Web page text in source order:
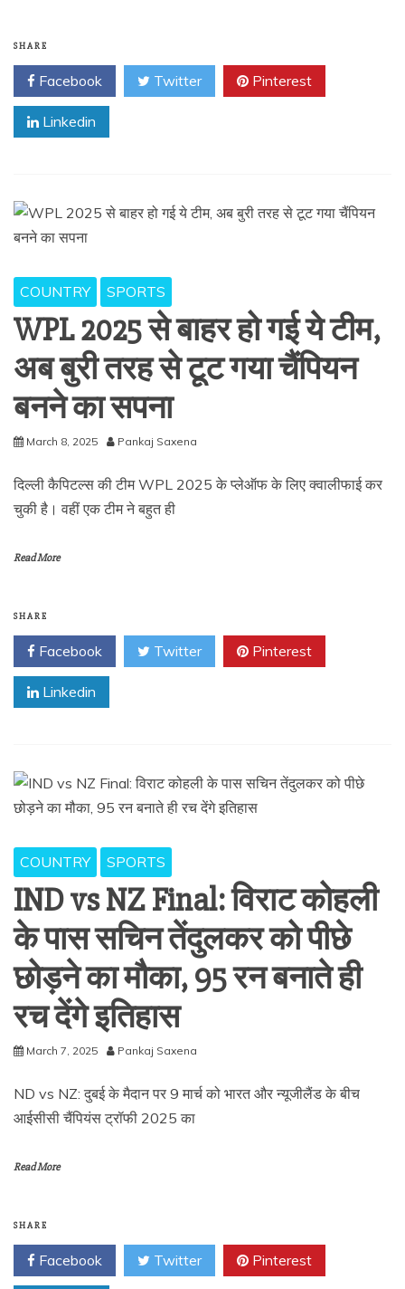
SHARE
Facebook Twitter Pinterest
Linkedin
COUNTRY SPORTS
WPL 2025 से बाहर हो गई ये टीम,
अब बुरी तरह से टूट गया चैंपियन
बनने का सपना
March 8, 2025 Pankaj Saxena
दिल्ली कैपिटल्स की टीम WPL 2025 के प्लेऑफ के लिए क्वालीफाई कर
चुकी है। वहीं एक टीम ने बहुत ही
Read More
SHARE
Facebook Twitter Pinterest
Linkedin
COUNTRY SPORTS
IND vs NZ Final: विराट कोहली
के पास सचिन तेंदुलकर को पीछे
छोड़ने का मौका, 95 रन बनाते ही
रच देंगे इतिहास
March 7, 2025 Pankaj Saxena
ND vs NZ: दुबई के मैदान पर 9 मार्च को भारत और न्यूजीलैंड के बीच
आईसीसी चैंपियंस ट्रॉफी 2025 का
Read More
SHARE
Facebook Twitter Pinterest